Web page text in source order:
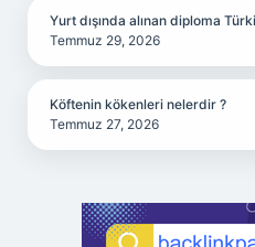
Yurt dışında alınan diploma
Temmuz 29, 2026
Köftenin kökenleri nelerdir ?
Temmuz 27, 2026